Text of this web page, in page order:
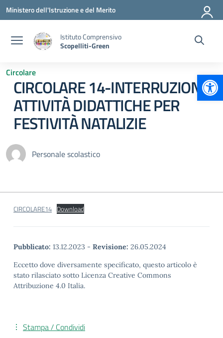
Vai ai contenuti
Vai al menu di navigazione
Vai al footer
Ministero dell'Istruzione e del Merito
Istituto Comprensivo
Scopelliti-Green
Circolare
CIRCOLARE 14-INTERRUZIONE
ATTIVITÀ DIDATTICHE PER
FESTIVITÀ NATALIZIE
Personale scolastico
CIRCOLARE14 Download
Pubblicato: 13.12.2023 - Revisione: 26.05.2024
Eccetto dove diversamente specificato, questo articolo è
stato rilasciato sotto Licenza Creative Commons
Attribuzione 4.0 Italia.
Stampa / Condividi